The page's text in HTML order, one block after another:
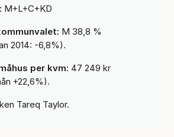
M+L+C+KD
M 38,8 %
2014: -6,8%).
per kvm: 47 249 kr
+22,6%).
Tareq Taylor.